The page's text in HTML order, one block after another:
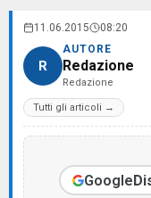
11.06.2015 08:20
R
AUTORE
Redazione
Redazione
Tutti gli articoli →
Google